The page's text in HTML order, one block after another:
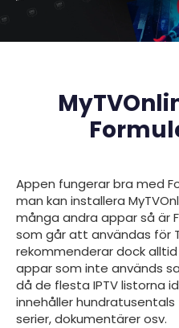
Appen fungerar bra med
man kan installera
många andra appar så är
som går att användas för
rekommenderar dock
appar som inte används
då de flesta IPTV listorna
innehåller
serier, dokumentärer osv.